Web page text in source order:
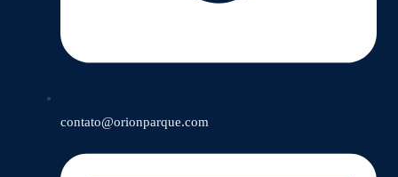
contato@orionparque.com